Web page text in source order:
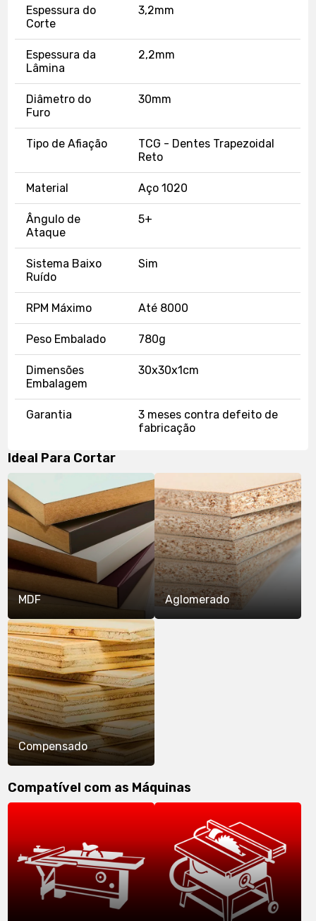
Espessura do
Corte
3,2mm
Espessura da
Lâmina
2,2mm
Diâmetro do
Furo
30mm
Tipo de Afiação
TCG - Dentes Trapezoidal
Reto
Material Aço 1020
Ângulo de
Ataque
5+
Sistema Baixo
Ruído
Sim
RPM Máximo Até 8000
Peso Embalado 780g
Dimensões
Embalagem
30x30x1cm
Garantia
3 meses contra defeito de
fabricação
Ideal Para Cortar
MDF Aglomerado
Compensado
Compatível com as Máquinas